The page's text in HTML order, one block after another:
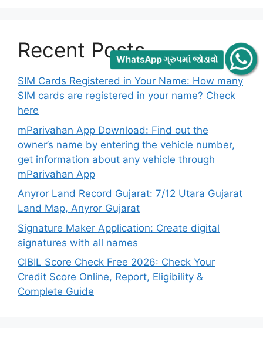
Recent Posts
SIM Cards Registered in Your Name: How many
SIM cards are registered in your name? Check
here
mParivahan App Download: Find out the
owner’s name by entering the vehicle number,
get information about any vehicle through
mParivahan App
Anyror Land Record Gujarat: 7/12 Utara Gujarat
Land Map, Anyror Gujarat
Signature Maker Application: Create digital
signatures with all names
CIBIL Score Check Free 2026: Check Your
Credit Score Online, Report, Eligibility &
Complete Guide
WhatsApp ગ્રુપમાં જોડાવો